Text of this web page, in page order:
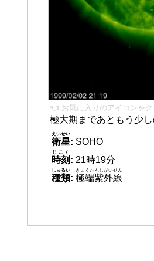
👈 お気に入りのアイコンをク
極大期まであともう少し
衛星
えいせい
: SOHO
時刻
じこく
: 21時19分
種類
しゅるい
: 極端紫外線
きょくたんしがいせん